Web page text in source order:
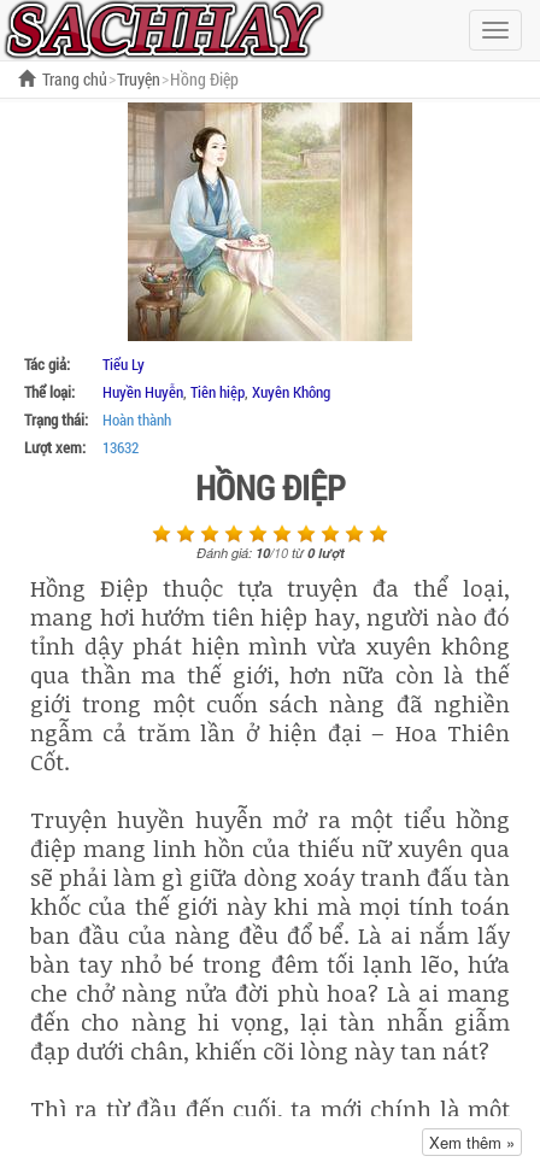
Hiện
menu
Trang chủ Truyện Hồng Điệp
Tác giả:
Tiểu Ly
Thể loại:
Huyền Huyễn, Tiên hiệp, Xuyên Không
Trạng thái:
Hoàn thành
Lượt xem:
13632
HỒNG ĐIỆP
Đánh giá: 10/10từ0lượt
Hồng Điệp thuộc tựa truyện đa thể loại,
mang hơi hướm tiên hiệp hay, người nào đó
tỉnh dậy phát hiện mình vừa xuyên không
qua thần ma thế giới, hơn nữa còn là thế
giới trong một cuốn sách nàng đã nghiền
ngẫm cả trăm lần ở hiện đại – Hoa Thiên
Cốt.
Truyện huyền huyễn mở ra một tiểu hồng
điệp mang linh hồn của thiếu nữ xuyên qua
sẽ phải làm gì giữa dòng xoáy tranh đấu tàn
khốc của thế giới này khi mà mọi tính toán
ban đầu của nàng đều đổ bể. Là ai nắm lấy
bàn tay nhỏ bé trong đêm tối lạnh lẽo, hứa
che chở nàng nửa đời phù hoa? Là ai mang
đến cho nàng hi vọng, lại tàn nhẫn giẫm
đạp dưới chân, khiến cõi lòng này tan nát?
Thì ra từ đầu đến cuối, ta mới chính là một
đứa trẻ ngây ngô không hiểu chuyện…Xem thêm »